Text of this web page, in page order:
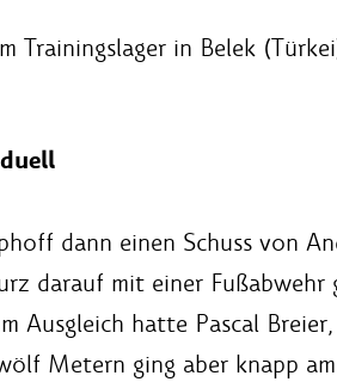
Trainingslager in Belek
dann einen Schuss von
darauf mit einer Fußabwehr
Ausgleich hatte Pascal
Metern ging aber knapp